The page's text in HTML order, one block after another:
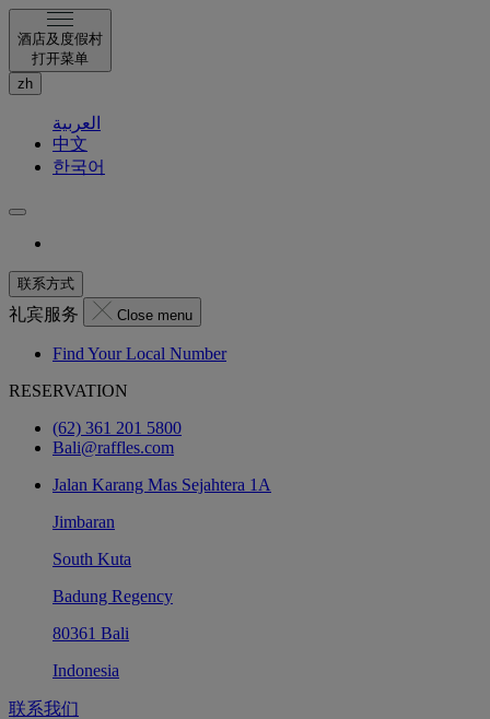
酒店及度假村
打开菜单
zh
العربية
中文
한국어
联系方式
礼宾服务 Close menu
Find Your Local Number
RESERVATION
(62) 361 201 5800
Bali@raffles.com
Jalan Karang Mas Sejahtera 1A
Jimbaran
South Kuta
Badung Regency
80361 Bali
Indonesia
联系我们